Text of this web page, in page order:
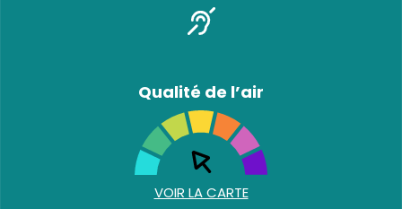
Qualité de l’air
VOIR LA CARTE